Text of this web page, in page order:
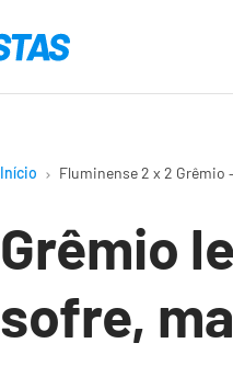
Início Fluminense 2 x 2 Grêmio
Grêmio
sofre,